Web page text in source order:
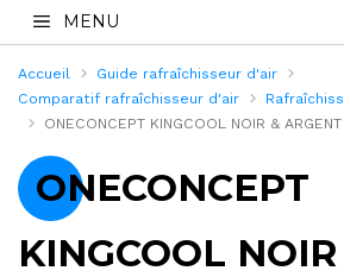
MENU
Accueil
Guide rafraîchisseur d'air
Comparatif rafraîchisseur d'air
ONECONCEPT KINGCOOL NOIR & ARGENT
ONECONCEPT
KINGCOOL